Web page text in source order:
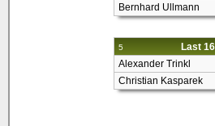
Bernhard Ullmann
5 Last 16
Alexander Trinkl
Christian Kasparek